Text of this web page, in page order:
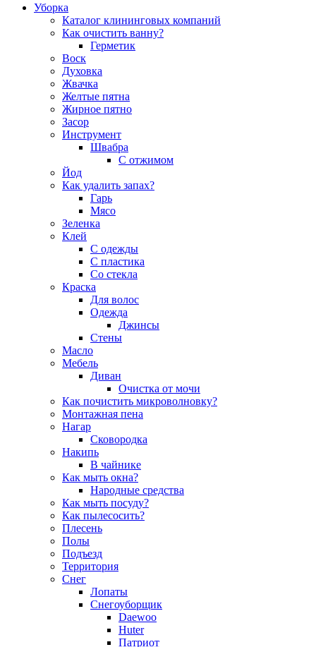
Уборка
Каталог клининговых компаний
Как очистить ванну?
Герметик
Воск
Духовка
Жвачка
Желтые пятна
Жирное пятно
Засор
Инструмент
Швабра
С отжимом
Йод
Как удалить запах?
Гарь
Мясо
Зеленка
Клей
С одежды
С пластика
Со стекла
Краска
Для волос
Одежда
Джинсы
Стены
Масло
Мебель
Диван
Очистка от мочи
Как почистить микроволновку?
Монтажная пена
Нагар
Сковородка
Накипь
В чайнике
Как мыть окна?
Народные средства
Как мыть посуду?
Как пылесосить?
Плесень
Полы
Подъезд
Территория
Снег
Лопаты
Снегоуборщик
Daewoo
Huter
Патриот